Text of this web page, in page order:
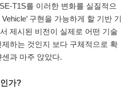
T1S를 이러한 변화를 실질적으
구현을 가능하게 할 기반 기
제시된 비전이 실제로 어떤 기술
하는 것인지 보다 구체적으로 확
과 마주 앉았다.
가?